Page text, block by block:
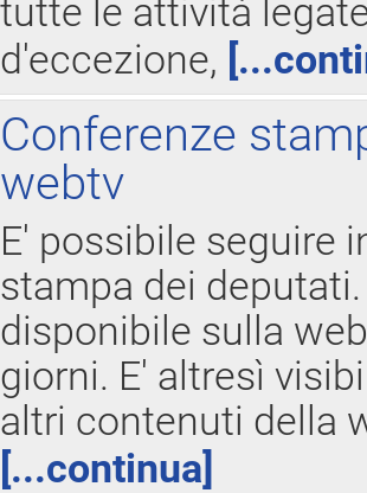
tutte le attività
d'eccezione,
Conferenze
webtv
E' possibile seguire
stampa dei
disponibile sulla
giorni. E' altresì
altri contenuti della
[...continua]